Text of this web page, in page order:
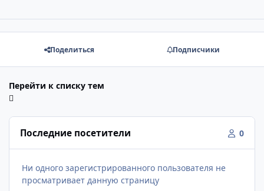
Поделиться Подписчики
Перейти к списку тем
Последние посетители 0
Ни одного зарегистрированного пользователя не
просматривает данную страницу